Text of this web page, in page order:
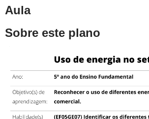
Aula
Sobre este plano